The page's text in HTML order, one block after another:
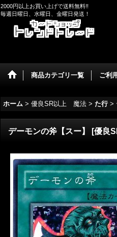
2000円以上お買い上げで送料無料!!
毎週日曜日、水曜日、金曜日発送！
商品カテゴリ一覧 ご利
ホーム > 優良SR以上 魔法 > た行 >
デーモンの斧【スー】 [優良